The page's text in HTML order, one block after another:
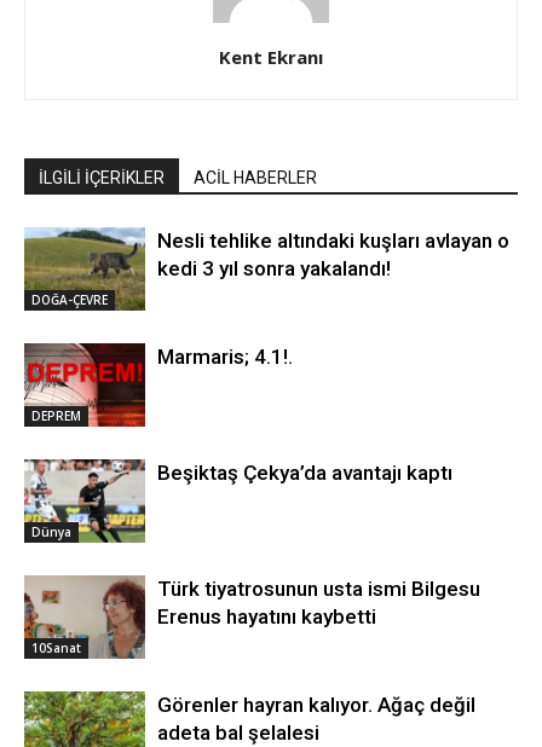
Kent Ekranı
İLGİLİ İÇERİKLER ACİL HABERLER
DOĞA-ÇEVRE
Nesli tehlike altındaki kuşları avlayan o
kedi 3 yıl sonra yakalandı!
DEPREM
Marmaris; 4.1!.
Dünya
Beşiktaş Çekya’da avantajı kaptı
10Sanat
Türk tiyatrosunun usta ismi Bilgesu
Erenus hayatını kaybetti
Görenler hayran kalıyor. Ağaç değil
adeta bal şelalesi